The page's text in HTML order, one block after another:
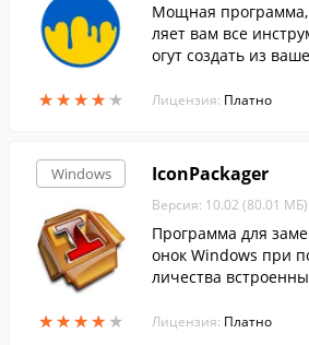
★★★★★
★★★★★
Мощная программа,
ляет вам все
огут создать из
Лицензия: Платно
Windows
★★★★ ★
★★★★ ★
IconPackager
Версия: 10.02 (80.01 МБ)
Программа для
онок Windows при
личества
Лицензия: Платно